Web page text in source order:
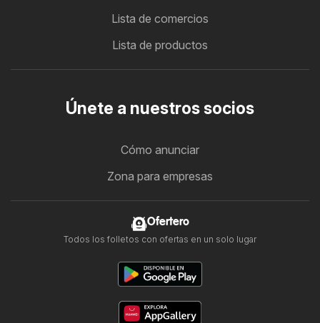
Lista de comercios
Lista de productos
Únete a nuestros socios
Cómo anunciar
Zona para empresas
Ofertero
Todos los folletos con ofertas en un solo lugar